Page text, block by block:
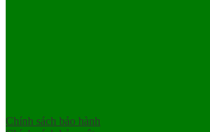
Chính sách bảo hành